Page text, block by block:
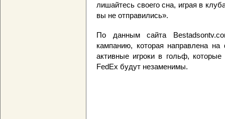
лишайтесь своего сна, играя в
вы не отправились».
По данным сайта
кампанию, которая направлена
активные игроки в гольф,
FedEx будут незаменимы.